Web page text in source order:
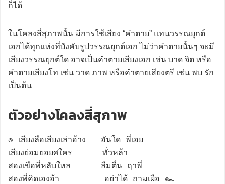
ก็ได้
ในโคลงสี่สุภาพนั้น มีการใช้เสียง “คำตาย” แทนวรรณยุกต์
เอกได้ทุกแห่งที่บังคับรูปวรรณยุกต์เอก ไม่ว่าคำตายนั้นๆ จะมี
เสียงวรรณยุกต์ใด อาจเป็นคำตายเสียงเอก เช่น บาด จิต หรือ
คำตายเสียงโท เช่น วาด ภาพ หรือคำตายเสียงตรี เช่น พบ รัก
เป็นต้น
ตัวอย่างโคลงสี่สุภาพ
๏ เสียงลือเสียงเล่าอ้าง   อันใด พี่เอย
เสียงย่อมยอยศใคร      ทั่วหล้า
สองเขือพี่หลับใหล      ลืมตื่น ฤาพี่
สองพี่คิดเองอ้า         อย่าได้ ถามเผือ ๛